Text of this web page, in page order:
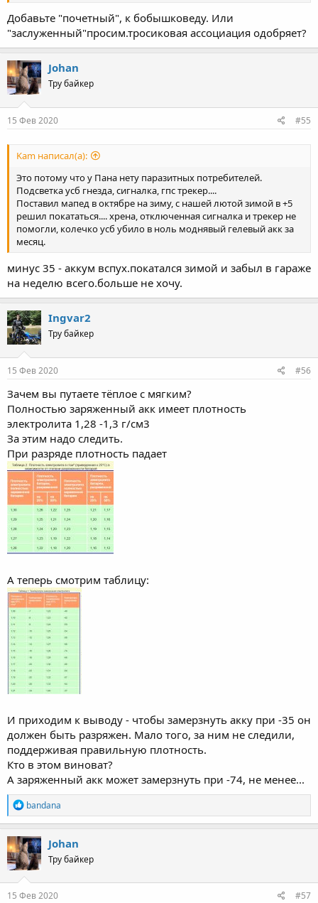
Добавьте "почетный", к бобышковеду. Или
"заслуженный"просим.тросиковая ассоциация одобряет?
Johan
Тру байкер
15 Фев 2020 #55
Kam написал(а):
Это потому что у Пана нету паразитных потребителей.
Подсветка усб гнезда, сигналка, гпс трекер....
Поставил мапед в октябре на зиму, с нашей лютой зимой в +5
решил покататься.... хрена, отключенная сигналка и трекер не
помогли, колечко усб убило в ноль моднявый гелевый акк за
месяц.
минус 35 - аккум вспух.покатался зимой и забыл в гараже
на неделю всего.больше не хочу.
Ingvar2
Тру байкер
15 Фев 2020 #56
Зачем вы путаете тёплое с мягким?
Полностью заряженный акк имеет плотность
электролита 1,28 -1,3 г/см3
За этим надо следить.
При разряде плотность падает
А теперь смотрим таблицу:
И приходим к выводу - чтобы замерзнуть акку при -35 он
должен быть разряжен. Мало того, за ним не следили,
поддерживая правильную плотность.
Кто в этом виноват?
А заряженный акк может замерзнуть при -74, не менее...
R
e
a
c
t
i
o
n
s
bandana
Johan
Тру байкер
15 Фев 2020 #57